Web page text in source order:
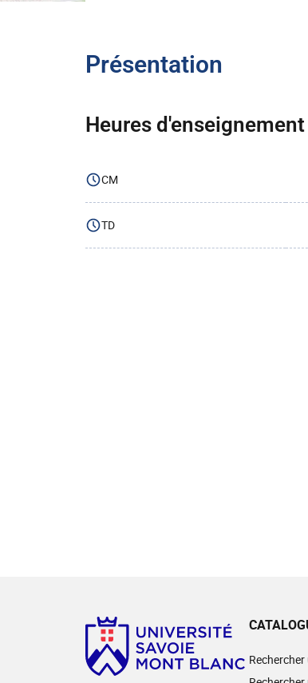
Présentation
Heures d'enseignement
CM
TD